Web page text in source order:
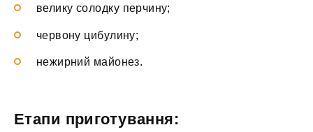
велику солодку перчину;
червону цибулину;
нежирний майонез.
Етапи приготування: